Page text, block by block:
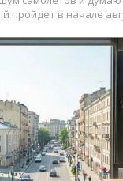
пройдет в начале